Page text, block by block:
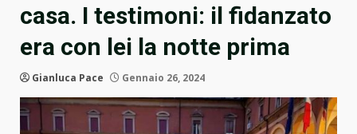
casa. I testimoni: il fidanzato
era con lei la notte prima
Gianluca Pace Gennaio 26, 2024